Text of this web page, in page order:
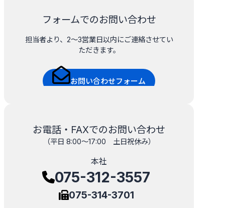
フォームでのお問い合わせ
担当者より、2～3営業日以内にご連絡させてい
ただきます。
お問い合わせフォーム
お電話・FAXでのお問い合わせ
（平日 8:00～17:00 土日祝休み）
本社
075-312-3557
075-314-3701